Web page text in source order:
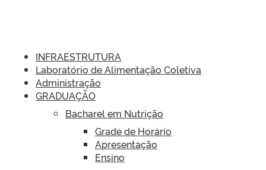
INFRAESTRUTURA
Laboratório de Alimentação Coletiva
Administração
GRADUAÇÃO
Bacharel em Nutrição
Grade de Horário
Apresentação
Ensino